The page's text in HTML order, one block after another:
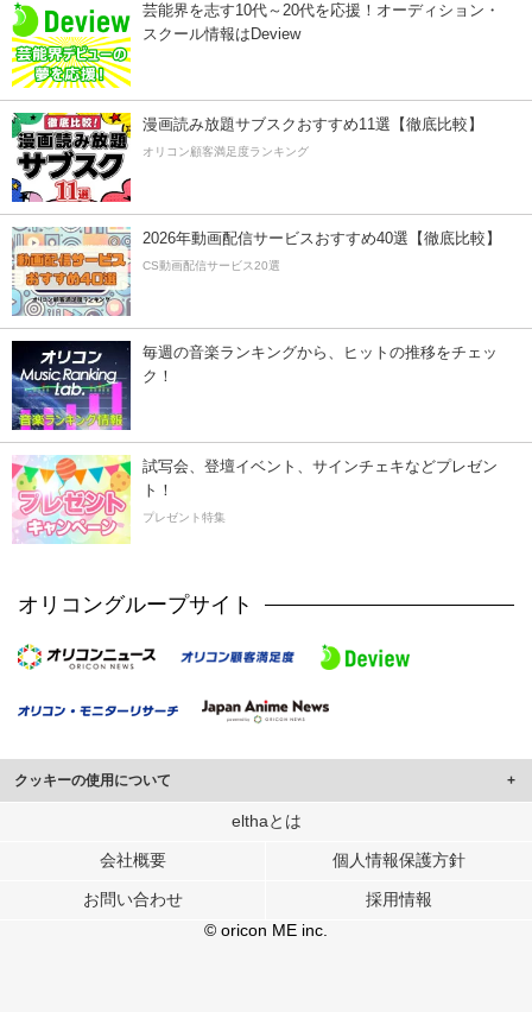
芸能界を志す10代～20代を応援！オーディション・
スクール情報はDeview
漫画読み放題サブスクおすすめ11選【徹底比較】
オリコン顧客満足度ランキング
2026年動画配信サービスおすすめ40選【徹底比較】
CS動画配信サービス20選
毎週の音楽ランキングから、ヒットの推移をチェッ
ク！
試写会、登壇イベント、サインチェキなどプレゼン
ト！
プレゼント特集
オリコングループサイト
クッキーの使用について
このサイトでは Cookie を使用して、ユーザーに合わせたコンテンツや広告の
行っています。
メディアや広告配信、データ解析の各パートナーに提供しています。
各パートナーは、この情報とユーザーが各パートナーに提供した他の情報や、
ユーザーが各パートナーのサービスを使用したときに収集した他の情報を組み
elthaとは
会社概要 個人情報保護方針
お問い合わせ
採用情報
© oricon ME inc.